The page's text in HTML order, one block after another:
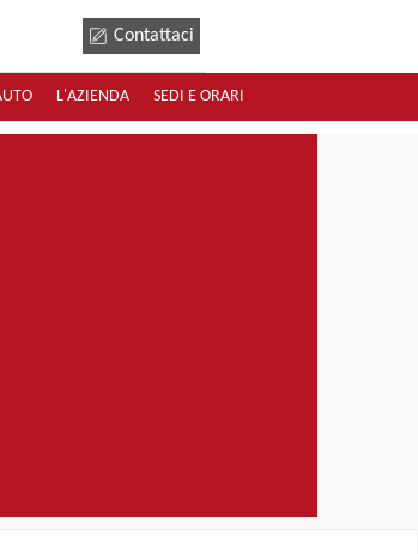
Contattaci
L'AZIENDA SEDI E ORARI